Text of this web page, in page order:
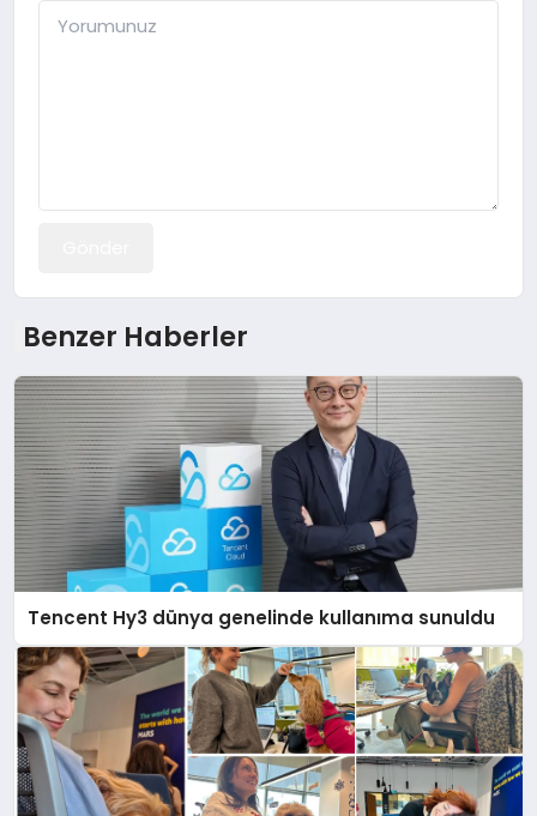
Benzer Haberler
Tencent Hy3 dünya genelinde kullanıma sunuldu